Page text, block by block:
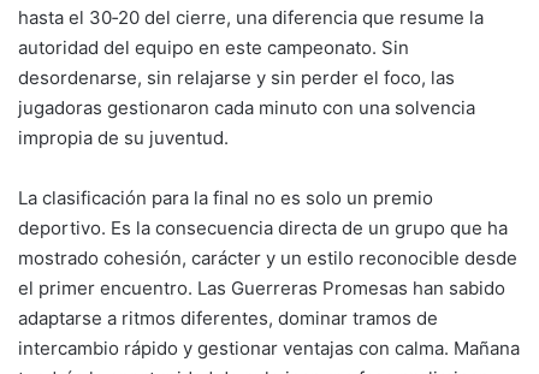
hasta el 30‑20 del cierre, una diferencia que resume la
autoridad del equipo en este campeonato. Sin
desordenarse, sin relajarse y sin perder el foco, las
jugadoras gestionaron cada minuto con una solvencia
impropia de su juventud.
La clasificación para la final no es solo un premio
deportivo. Es la consecuencia directa de un grupo que ha
mostrado cohesión, carácter y un estilo reconocible desde
el primer encuentro. Las Guerreras Promesas han sabido
adaptarse a ritmos diferentes, dominar tramos de
intercambio rápido y gestionar ventajas con calma. Mañana